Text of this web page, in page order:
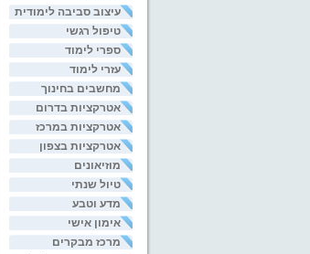
עיצוב סביבה לימודית
טיפול רגשי
ספרי לימוד
עזרי לימוד
מחשבים בחינוך
אטרקציות בדרום
אטרקציות במרכז
אטרקציות בצפון
מוזיאונים
טיול שנתי
מדע וטבע
אימון אישי
מרכז מבקרים